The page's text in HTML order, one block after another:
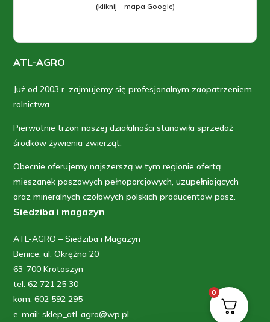
(kliknij – mapa Google)
ATL-AGRO
Już od 2003 r. zajmujemy się profesjonalnym zaopatrzeniem
rolnictwa.
Pierwotnie trzon naszej działalności stanowiła sprzedaż
środków żywienia zwierząt.
Obecnie oferujemy najszerszą w tym regionie ofertą
mieszanek paszowych pełnoporcjowych, uzupełniających
oraz mineralnych czołowych polskich producentów pasz.
Siedziba i magazyn
ATL-AGRO – Siedziba i Magazyn
Benice, ul. Okrężna 20
63-700 Krotoszyn
tel. 62 721 25 30
kom. 602 592 295
e-mail: sklep_atl-agro@wp.pl
0